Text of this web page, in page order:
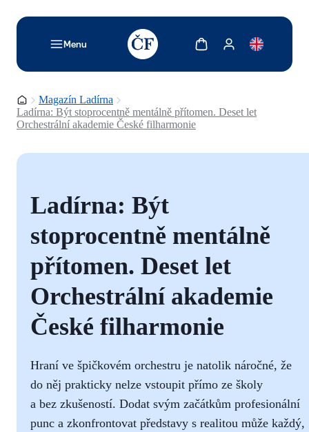
Menu
TODO: Add description for reader
Zobrazit košíkZobrazit můj účet
Domovská stránka
Magazín Ladírna
Ladírna: Být stoprocentně mentálně přítomen. Deset let
Orchestrální akademie České filharmonie
Ladírna: Být
stoprocentně mentálně
přítomen. Deset let
Orchestrální akademie
České filharmonie
Hraní ve špičkovém orchestru je natolik náročné, že
do něj prakticky nelze vstoupit přímo ze školy
a bez zkušeností. Dodat svým začátkům profesionální
punc a zkonfrontovat představy s realitou může každý,